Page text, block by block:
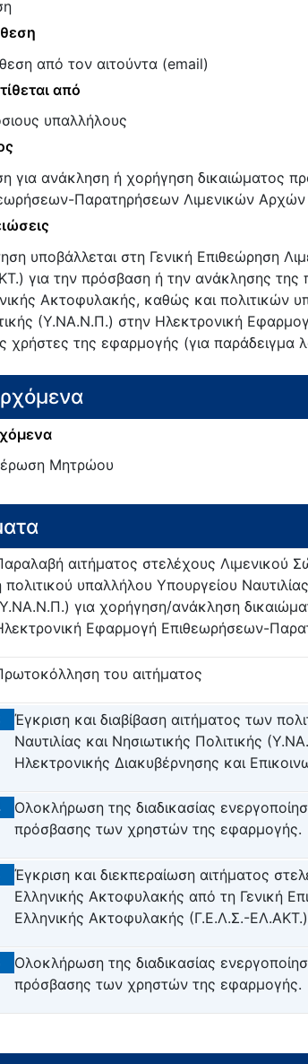
από τον αιτούντα (email)
από
υπαλλήλους
για ανάκληση ή χορήγηση δικαιώματος
Παρατηρήσεων Λιμενικών Αρχών
υποβάλλεται στη Γενική Επιθεώρηση
για την πρόσβαση ή την ανάκλησης
Ακτοφυλακής, καθώς και πολιτικών
(Υ.ΝΑ.Ν.Π.) στην Ηλεκτρονική
χρήστες της εφαρμογής (για παράδειγμα
Μητρώου
αιτήματος στελέχους Λιμενικού
πολιτικού υπαλλήλου Υπουργείου
για χορήγηση/ανάκληση
Εφαρμογή Επιθεωρήσεων-
του αιτήματος
Έγκριση και διαβίβαση αιτήματος των
Ναυτιλίας και Νησιωτικής Πολιτικής
Ηλεκτρονικής Διακυβέρνησης και
Ολοκλήρωση της διαδικασίας
πρόσβασης των χρηστών της εφαρμογής.
Έγκριση και διεκπεραίωση αιτήματος
Ελληνικής Ακτοφυλακής από τη Γενική
Ελληνικής Ακτοφυλακής (Γ.Ε.Λ.Σ.-ΕΛ.ΑΚΤ.)
Ολοκλήρωση της διαδικασίας
πρόσβασης των χρηστών της εφαρμογής.